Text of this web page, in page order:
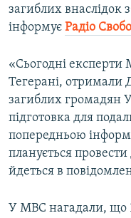
загиблих внаслідок
інформує Радіо
«Сьогодні експерти
Тегерані, отримали
загиблих громадян
підготовка для
попередньою
планується
йдеться в
У МВС нагадали, що